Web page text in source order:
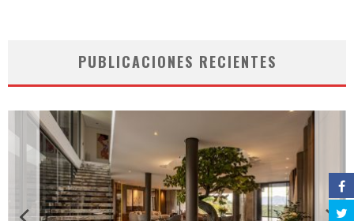
PUBLICACIONES RECIENTES